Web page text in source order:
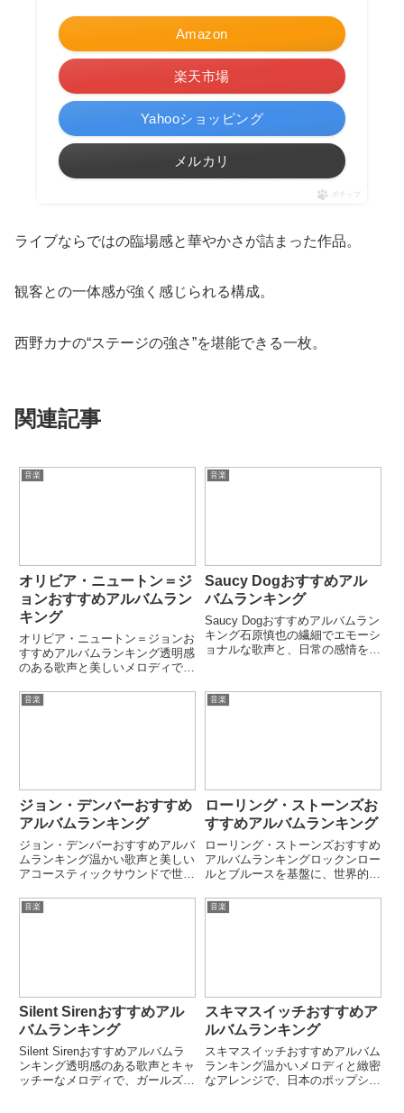
Amazon
楽天市場
Yahooショッピング
メルカリ
ポチップ
ライブならではの臨場感と華やかさが詰まった作品。
観客との一体感が強く感じられる構成。
西野カナの“ステージの強さ”を堪能できる一枚。
関連記事
音楽
オリビア・ニュートン＝ジ
ョンおすすめアルバムラン
キング
オリビア・ニュートン＝ジョンお
すすめアルバムランキング透明感
のある歌声と美しいメロディで世
John。「Physical」「Xanadu」
音楽
Saucy Dogおすすめアル
バムランキング
Saucy Dogおすすめアルバムラン
キング石原慎也の繊細でエモーシ
ョナルな歌声と、日常の感情を丁
か」「シンデレラボーイ」など
SNS・配信チャートで大きな話
音楽
ジョン・デンバーおすすめ
アルバムランキング
ジョン・デンバーおすすめアルバ
ムランキング温かい歌声と美しい
アコースティックサウンドで世界
「Back Home Again」「Rocky
Mountain High」「Poems,
音楽
ローリング・ストーンズお
すすめアルバムランキング
ローリング・ストーンズおすすめ
アルバムランキングロックンロー
ルとブルースを基盤に、世界的レ
続けるThe Rolling Stones。
「Sticky Fingers」「Exile on
音楽
Silent Sirenおすすめアル
バムランキング
Silent Sirenおすすめアルバムラ
ンキング透明感のある歌声とキャ
ッチーなメロディで、ガールズバ
音楽
スキマスイッチおすすめア
ルバムランキング
スキマスイッチおすすめアルバム
ランキング温かいメロディと緻密
なアレンジで、日本のポップシー